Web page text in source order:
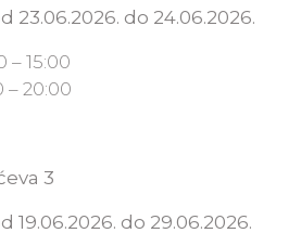
23.06.2026. do 24.06.2026.
– 15:00
– 20:00
3
19.06.2026. do 29.06.2026.